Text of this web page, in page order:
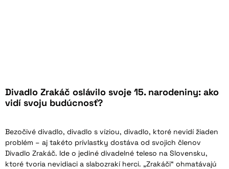
Divadlo Zrakáč oslávilo svoje 15. narodeniny: ako
vidí svoju budúcnosť?
Bezočivé divadlo, divadlo s víziou, divadlo, ktoré nevidí žiaden
problém – aj takéto prívlastky dostáva od svojich členov
Divadlo Zrakáč. Ide o jediné divadelné teleso na Slovensku,
ktoré tvoria nevidiaci a slabozrakí herci. „Zrakáči“ ohmatávajú